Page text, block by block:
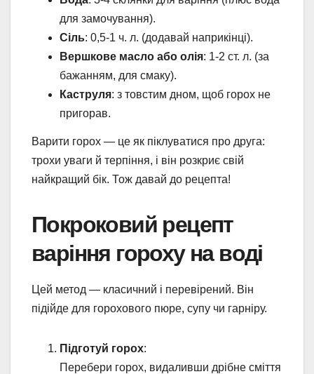
для замочування).
Сіль: 0,5-1 ч. л. (додавай наприкінці).
Вершкове масло або олія: 1-2 ст. л. (за
бажанням, для смаку).
Каструля: з товстим дном, щоб горох не
пригорав.
Варити горох — це як піклуватися про друга:
трохи уваги й терпіння, і він розкриє свій
найкращий бік. Тож давай до рецепта!
Покроковий рецепт
варіння гороху на воді
Цей метод — класичний і перевірений. Він
підійде для горохового пюре, супу чи гарніру.
Підготуй горох:
Перебери горох, видаливши дрібне сміття